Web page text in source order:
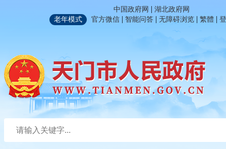
中国政府网 | 湖北政府网
老年模式
官方微信 | 智能问答 | 无障碍浏览 | 繁體 |